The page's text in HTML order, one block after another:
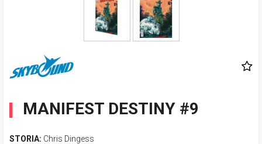
MANIFEST DESTINY #9
STORIA: Chris Dingess